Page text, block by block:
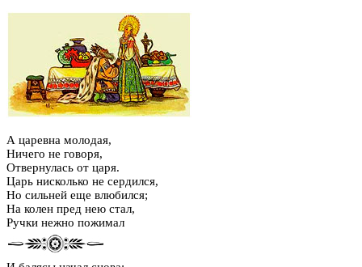
А царевна молодая,
Ничего не говоря,
Отвернулась от царя.
Царь нисколько не сердился,
Но сильней еще влюбился;
На колен пред нею стал,
Ручки нежно пожимал